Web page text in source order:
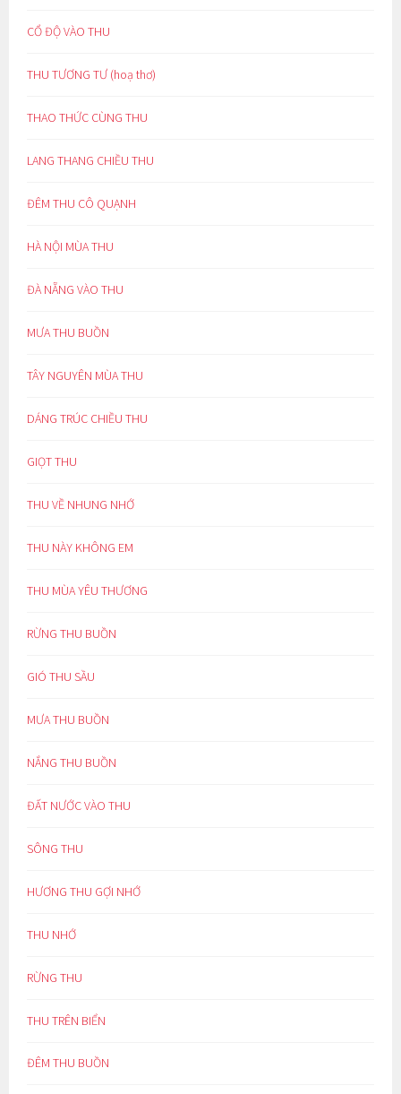
CỔ ĐỘ VÀO THU
THU TƯƠNG TƯ (hoạ thơ)
THAO THỨC CÙNG THU
LANG THANG CHIỀU THU
ĐÊM THU CÔ QUẠNH
HÀ NỘI MÙA THU
ĐÀ NẴNG VÀO THU
MƯA THU BUỒN
TÂY NGUYÊN MÙA THU
DÁNG TRÚC CHIỀU THU
GIỌT THU
THU VỀ NHUNG NHỚ
THU NÀY KHÔNG EM
THU MÙA YÊU THƯƠNG
RỪNG THU BUỒN
GIÓ THU SẦU
MƯA THU BUỒN
NẮNG THU BUỒN
ĐẤT NƯỚC VÀO THU
SÔNG THU
HƯƠNG THU GỢI NHỚ
THU NHỚ
RỪNG THU
THU TRÊN BIỂN
ĐÊM THU BUỒN